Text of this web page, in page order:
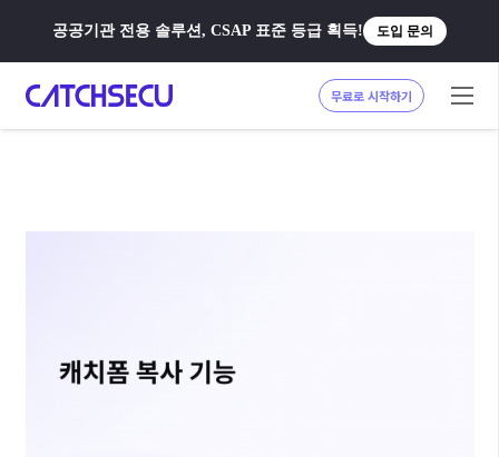
공공기관 전용 솔루션, CSAP 표준 등급 획득! 도입 문의
무료로 시작하기